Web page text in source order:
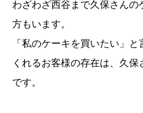
わざわざ西谷まで久保さんの
方もいます。
「私のケーキを買いたい」
くれるお客様の存在は、久
です。